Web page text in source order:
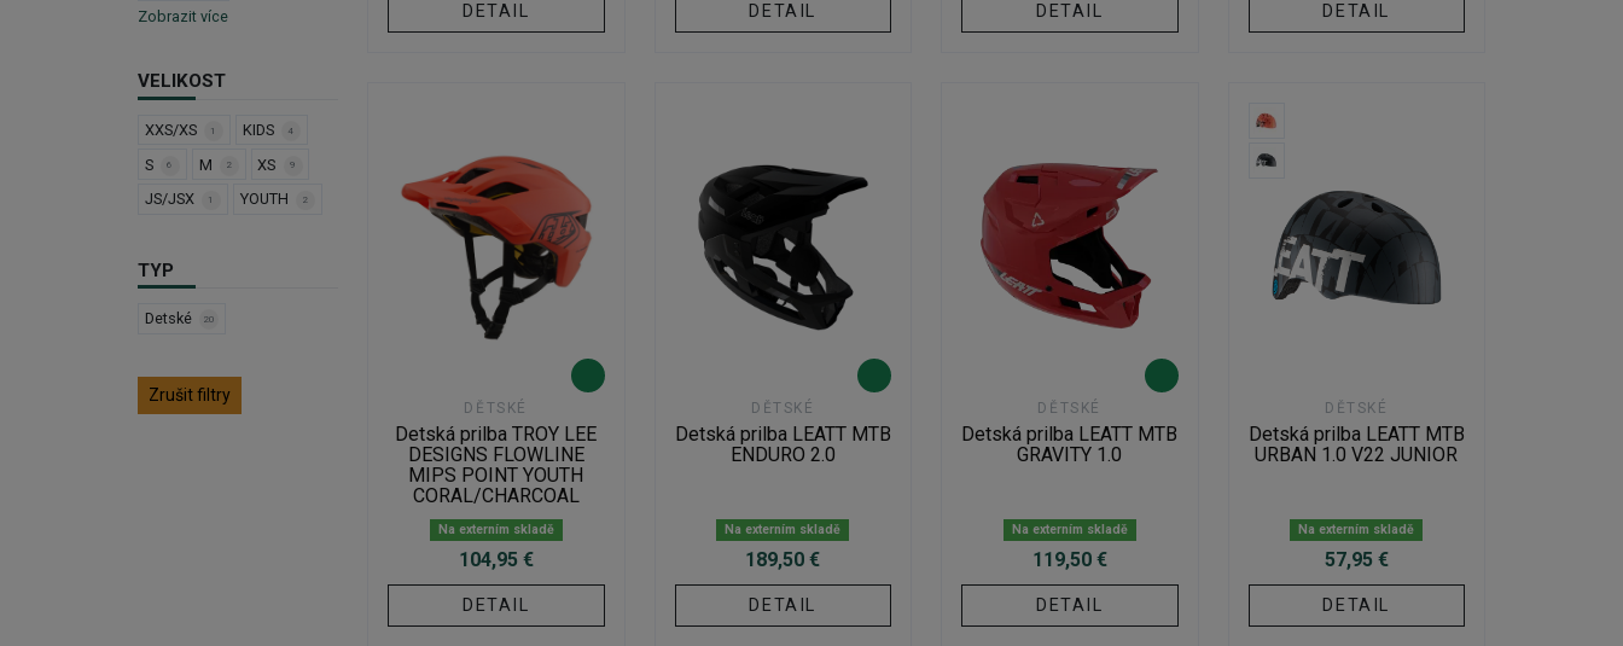
Zobrazit více
VELIKOST
XXS/XS 1 KIDS 4
S 6 M 2 XS 9
JS/JSX 1 YOUTH 2
TYP
Detské 20
Zrušit filtry
DETAIL DETAIL DETAIL DETAIL
DĚTSKÉ
Detská prilba TROY LEE
DESIGNS FLOWLINE
MIPS POINT YOUTH
CORAL/CHARCOAL
Na externím skladě
104,95 €
DETAIL
DĚTSKÉ
Detská prilba LEATT MTB
ENDURO 2.0
Na externím skladě
189,50 €
DETAIL
DĚTSKÉ
Detská prilba LEATT MTB
GRAVITY 1.0
Na externím skladě
119,50 €
DETAIL
DĚTSKÉ
Detská prilba LEATT MTB
URBAN 1.0 V22 JUNIOR
Na externím skladě
57,95 €
DETAIL